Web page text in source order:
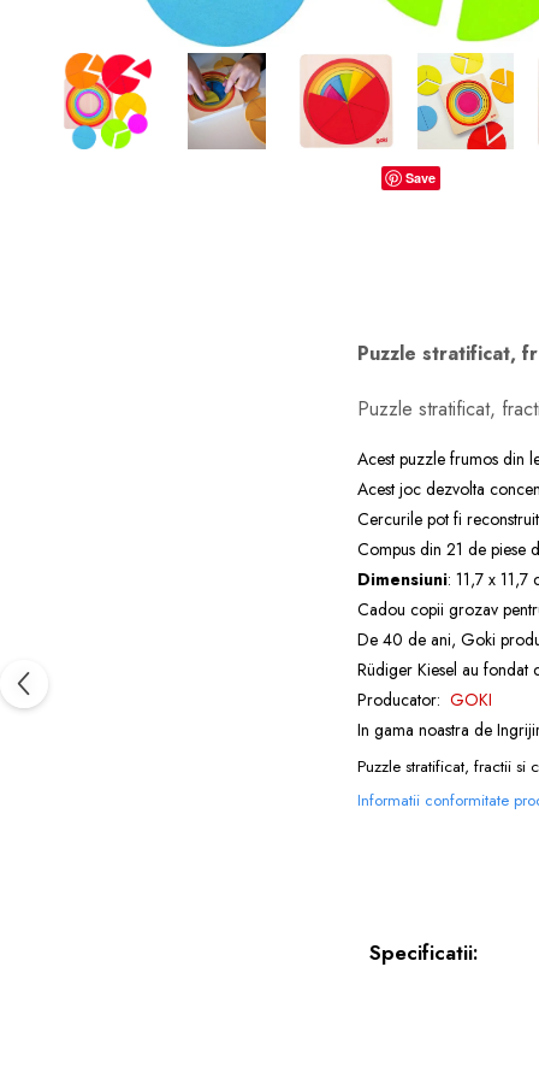
dopuri de urechi
Produse îngrijire copii
Igiena copii
Save
Puzzle stratificat,
Puzzle stratificat,
Acest puzzle frumos din
Acest joc dezvolta
Cercurile pot fi
Compus din 21 de piese
Dimensiuni: 11,7 x 11,7
Cadou copii grozav
De 40 de ani, Goki
Rüdiger Kiesel au
Producator: GOKI
In gama noastra de
Puzzle stratificat, fractii si
Informatii conformitate
Specificatii: